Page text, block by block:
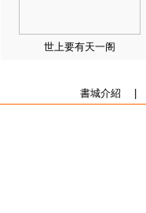
世上要有天一阁
書城介紹